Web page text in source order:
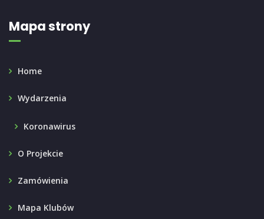
Mapa strony
Home
Wydarzenia
Koronawirus
O Projekcie
Zamówienia
Mapa Klubów